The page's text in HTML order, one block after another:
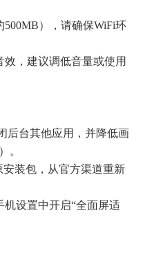
），请确保WiFi环
，建议调低音量或使用
后台其他应用，并降低画
。
安装包，从官方渠道重新
设置中开启“全面屏适